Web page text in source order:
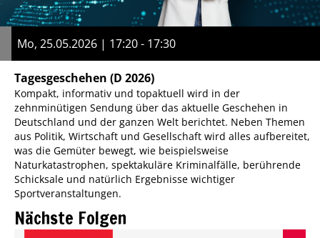
Mo, 25.05.2026 | 17:20 - 17:30
Tagesgeschehen (D 2026)
Kompakt, informativ und topaktuell wird in der
zehnminütigen Sendung über das aktuelle Geschehen in
Deutschland und der ganzen Welt berichtet. Neben Themen
aus Politik, Wirtschaft und Gesellschaft wird alles aufbereitet,
was die Gemüter bewegt, wie beispielsweise
Naturkatastrophen, spektakuläre Kriminalfälle, berührende
Schicksale und natürlich Ergebnisse wichtiger
Sportveranstaltungen.
Nächste Folgen